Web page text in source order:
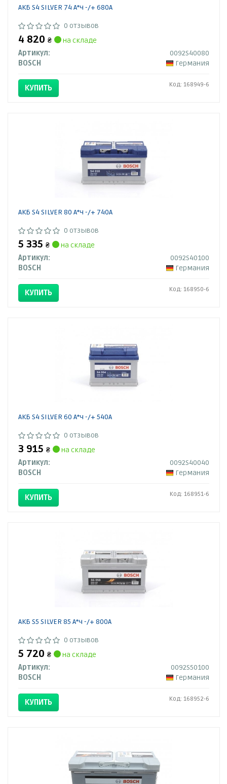
АКБ S4 SILVER 74 А*ч -/+ 680A
0 отзывов
4 820 ₴
на складе
Артикул:
0092S40080
BOSCH
Германия
КУПИТЬ Код: 168949-6
АКБ S4 SILVER 80 А*ч -/+ 740A
0 отзывов
5 335 ₴
на складе
Артикул:
0092S40100
BOSCH
Германия
КУПИТЬ Код: 168950-6
АКБ S4 SILVER 60 А*ч -/+ 540A
0 отзывов
3 915 ₴
на складе
Артикул:
0092S40040
BOSCH
Германия
КУПИТЬ Код: 168951-6
АКБ S5 SILVER 85 А*ч -/+ 800A
0 отзывов
5 720 ₴
на складе
Артикул:
0092S50100
BOSCH
Германия
КУПИТЬ Код: 168952-6